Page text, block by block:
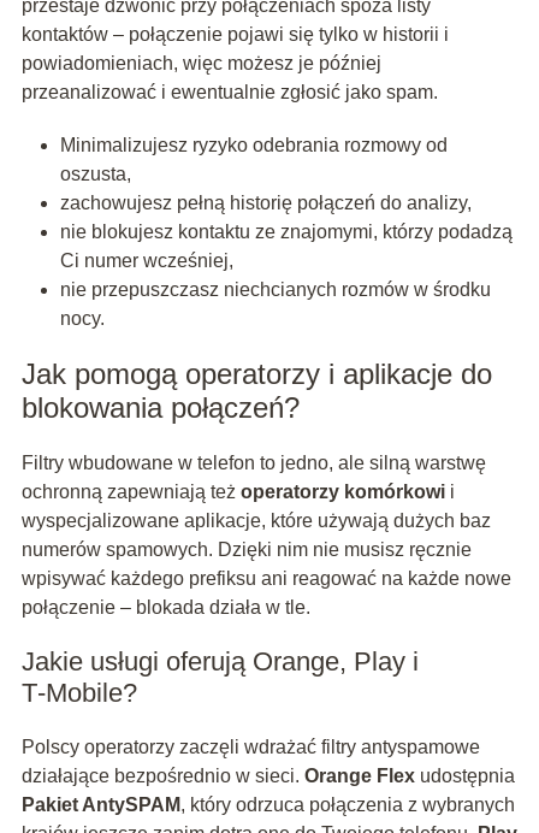
przestaje dzwonić przy połączeniach spoza listy
kontaktów – połączenie pojawi się tylko w historii i
powiadomieniach, więc możesz je później
przeanalizować i ewentualnie zgłosić jako spam.
Minimalizujesz ryzyko odebrania rozmowy od
oszusta,
zachowujesz pełną historię połączeń do analizy,
nie blokujesz kontaktu ze znajomymi, którzy podadzą
Ci numer wcześniej,
nie przepuszczasz niechcianych rozmów w środku
nocy.
Jak pomogą operatorzy i aplikacje do
blokowania połączeń?
Filtry wbudowane w telefon to jedno, ale silną warstwę
ochronną zapewniają też operatorzy komórkowii
wyspecjalizowane aplikacje, które używają dużych baz
numerów spamowych. Dzięki nim nie musisz ręcznie
wpisywać każdego prefiksu ani reagować na każde nowe
połączenie – blokada działa w tle.
Jakie usługi oferują Orange, Play i
T‑Mobile?
Polscy operatorzy zaczęli wdrażać filtry antyspamowe
działające bezpośrednio w sieci. Orange Flexudostępnia
Pakiet AntySPAM, który odrzuca połączenia z wybranych